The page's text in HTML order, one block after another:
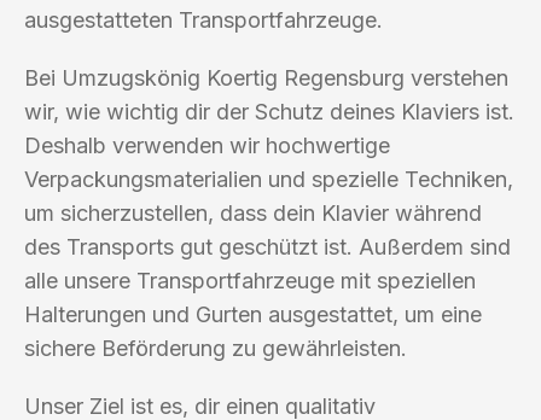
ausgestatteten Transportfahrzeuge.
Bei Umzugskönig Koertig Regensburg verstehen
wir, wie wichtig dir der Schutz deines Klaviers ist.
Deshalb verwenden wir hochwertige
Verpackungsmaterialien und spezielle Techniken,
um sicherzustellen, dass dein Klavier während
des Transports gut geschützt ist. Außerdem sind
alle unsere Transportfahrzeuge mit speziellen
Halterungen und Gurten ausgestattet, um eine
sichere Beförderung zu gewährleisten.
Unser Ziel ist es, dir einen qualitativ